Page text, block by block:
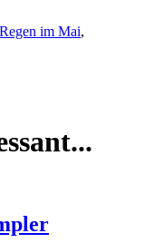
Regen im Mai,